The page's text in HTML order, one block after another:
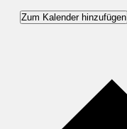
Zum Kalender hinzufügen